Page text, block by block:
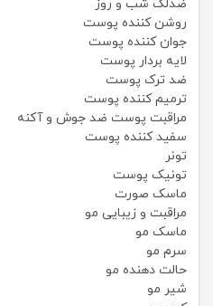
ضدلک شب و روز
روشن کننده پوست
جوان کننده پوست
لایه بردار پوست
ضد ترک پوست
ترمیم کننده پوست
مراقبت پوست ضد جوش و آکنه
سفید کننده پوست
تونر
تونیک پوست
ماسک صورت
مراقبت و زیبایی مو
ماسک مو
سرم مو
حالت دهنده مو
شیر مو